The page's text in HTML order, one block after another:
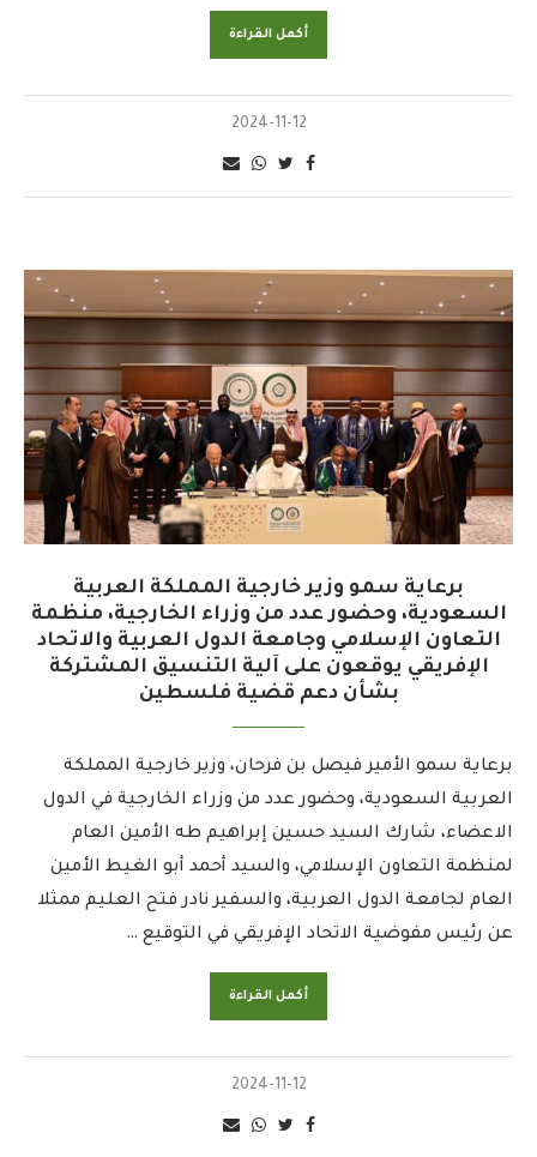
أكمل القراءة
2024-11-12
برعاية سمو وزير خارجية المملكة العربية
السعودية، وحضور عدد من وزراء الخارجية، منظمة
التعاون الإسلامي وجامعة الدول العربية والاتحاد
الإفريقي يوقعون على آلية التنسيق المشتركة
بشأن دعم قضية فلسطين
برعاية سمو الأمير فيصل بن فرحان، وزير خارجية المملكة
العربية السعودية، وحضور عدد من وزراء الخارجية في الدول
الاعضاء، شارك السيد حسين إبراهيم طه الأمين العام
لمنظمة التعاون الإسلامي، والسيد أحمد أبو الغيط الأمين
العام لجامعة الدول العربية، والسفير نادر فتح العليم ممثلا
عن رئيس مفوضية الاتحاد الإفريقي في التوقيع …
أكمل القراءة
2024-11-12